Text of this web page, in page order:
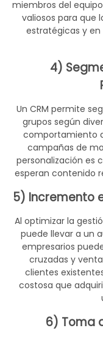
miembros del
valiosos para que
estratégicas y
4)
Un CRM permite
grupos según
comportamiento
campañas de
personalización es
esperan contenido
5) Incremento
Al optimizar la
puede llevar a un
empresarios
cruzadas y
clientes
costosa que
6) Toma